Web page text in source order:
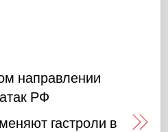
направлении
РФ
гастроли в